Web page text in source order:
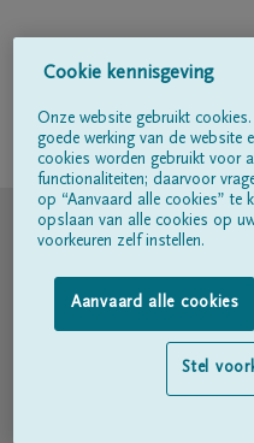
Volg ons op
©
Cookie kennisgeving
Onze website gebruikt
goede werking van de website
cookies worden gebruikt voor
functionaliteiten; daarvoor
op “Aanvaard alle cookies” te
opslaan van alle cookies op
voorkeuren zelf instellen.
Aanvaard alle cookies
Stel